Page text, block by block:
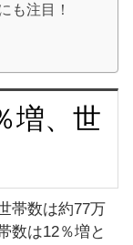
も注目！
増、世
帯数は約77万
数は12％増と